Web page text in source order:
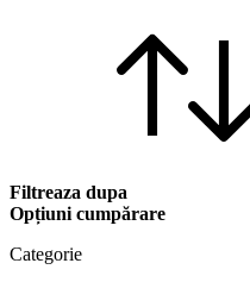
Filtreaza dupa
Opțiuni cumpărare
Categorie